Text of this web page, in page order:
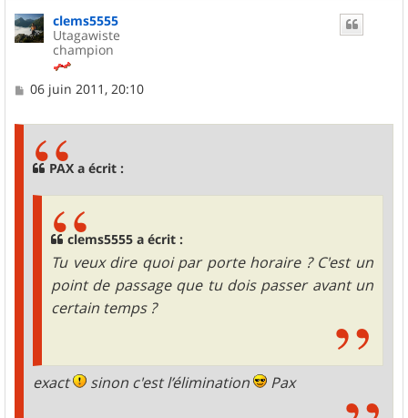
clems5555
Utagawiste
champion
M
06 juin 2011, 20:10
PAX a écrit :
clems5555 a écrit :
Tu veux dire quoi par porte horaire ? C'est un
point de passage que tu dois passer avant un
certain temps ?
exact sinon c'est l’élimination Pax